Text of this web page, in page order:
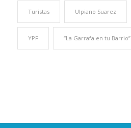
Turistas Ulpiano Suarez
YPF “La Garrafa en tu Barrio”